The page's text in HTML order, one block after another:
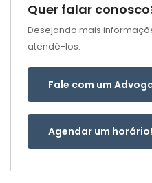
Quer falar
Desejando mais
atendê-los.
Fale com um
Agendar um horário!